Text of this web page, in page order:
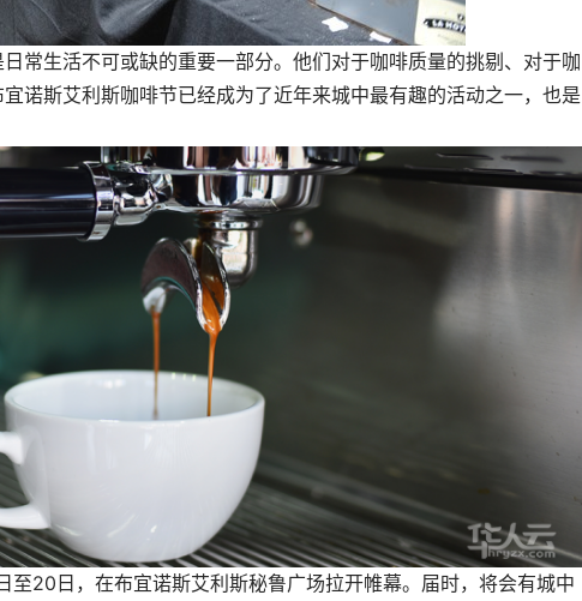
常生活不可或缺的重要一部分。他们对于咖啡质量的挑剔、对于咖
诺斯艾利斯咖啡节已经成为了近年来城中最有趣的活动之一，也是
至20日，在布宜诺斯艾利斯秘鲁广场拉开帷幕。届时，将会有城中